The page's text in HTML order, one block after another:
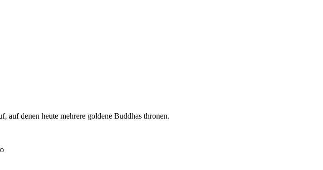
auf denen heute mehrere goldene Buddhas thronen.